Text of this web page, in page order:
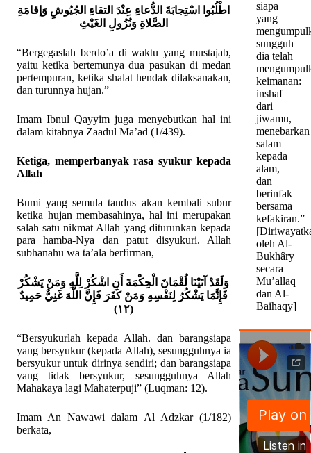
اطْلُبُوا اسْتِجابَةَ الدُّعاءِ عِنْدَ التقاءِ الجُيُوشِ وَإقامَةِ
الصَّلاةِ وَنُزُولِ الغَيْثِ
“Bergegaslah berdo’a di waktu yang mustajab,
yaitu ketika bertemunya dua pasukan di medan
pertempuran, ketika shalat hendak dilaksanakan,
dan turunnya hujan.”
Imam Ibnul Qayyim juga menyebutkan hal ini
dalam kitabnya Zaadul Ma’ad (1/439).
Ketiga, memperbanyak rasa syukur kepada
Allah
Bumi yang semula tandus akan kembali subur
ketika hujan membasahinya, hal ini merupakan
salah satu nikmat Allah yang diturunkan kepada
para hamba-Nya dan patut disyukuri. Allah
subhanahu wa ta’ala berfirman,
وَلَقَدْ آتَيْنَا لُقْمَانَ الْحِكْمَةَ أَنِ اشْكُرْ لِلَّهِ وَمَنْ يَشْكُرْ
فَإِنَّمَا يَشْكُرُ لِنَفْسِهِ وَمَنْ كَفَرَ فَإِنَّ اللَّهَ غَنِيٌّ حَمِيدٌ
(١٢)
“Bersyukurlah kepada Allah. dan barangsiapa
yang bersyukur (kepada Allah), sesungguhnya ia
bersyukur untuk dirinya sendiri; dan barangsiapa
yang tidak bersyukur, sesungguhnya Allah
Mahakaya lagi Mahaterpuji” (Luqman: 12).
Imam An Nawawi dalam Al Adzkar (1/182)
berkata,
siapa
yang
sungguh
dia telah
keimanan:
inshaf
dari
jiwamu,
menebarkan
salam
kepada
alam,
dan
berinfak
bersama
kefakiran.”
oleh Al-
Bukhâry
secara
Mu’allaq
dan Al-
Baihaqy]